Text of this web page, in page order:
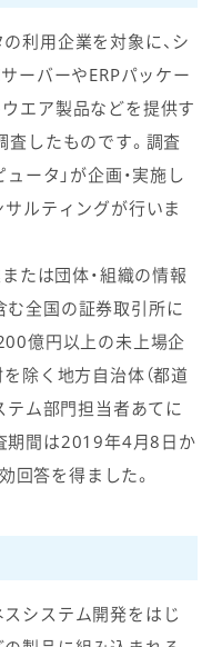
利用企業を対象に、シ
ーバーやERPパッケー
エア製品などを提供す
したものです。調査
ータ」が企画・実施し
サルティングが行いま
たは団体・組織の情報
む全国の証券取引所に
億円以上の未上場企
を除く地方自治体（都道
テム部門担当者あてに
期間は2019年4月8日か
回答を得ました。
システム開発をはじ